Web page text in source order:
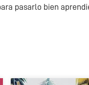
pasarlo bien